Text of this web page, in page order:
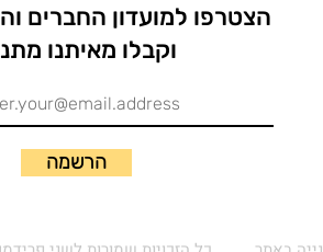
הצטרפו למועדון החברים
וקבלו מאיתנו
הרשמה